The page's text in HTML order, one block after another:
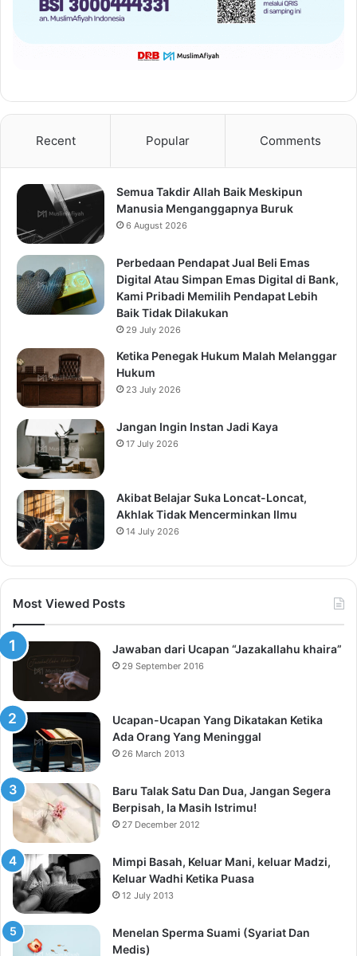
Recent Popular Comments
Semua Takdir Allah Baik Meskipun
Manusia Menganggapnya Buruk
6 August 2026
Perbedaan Pendapat Jual Beli Emas
Digital Atau Simpan Emas Digital di Bank,
Kami Pribadi Memilih Pendapat Lebih
Baik Tidak Dilakukan
29 July 2026
Ketika Penegak Hukum Malah Melanggar
Hukum
23 July 2026
Jangan Ingin Instan Jadi Kaya
17 July 2026
Akibat Belajar Suka Loncat-Loncat,
Akhlak Tidak Mencerminkan Ilmu
14 July 2026
Most Viewed Posts
Jawaban dari Ucapan “Jazakallahu khaira”
29 September 2016
Ucapan-Ucapan Yang Dikatakan Ketika
Ada Orang Yang Meninggal
26 March 2013
Baru Talak Satu Dan Dua, Jangan Segera
Berpisah, Ia Masih Istrimu!
27 December 2012
Mimpi Basah, Keluar Mani, keluar Madzi,
Keluar Wadhi Ketika Puasa
12 July 2013
Menelan Sperma Suami (Syariat Dan
Medis)